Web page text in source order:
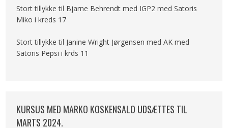
Stort tillykke til Bjarne Behrendt med IGP2 med Satoris
Miko i kreds 17
Stort tillykke til Janine Wright Jørgensen med AK med
Satoris Pepsi i krds 11
KURSUS MED MARKO KOSKENSALO UDSÆTTES TIL
MARTS 2024.